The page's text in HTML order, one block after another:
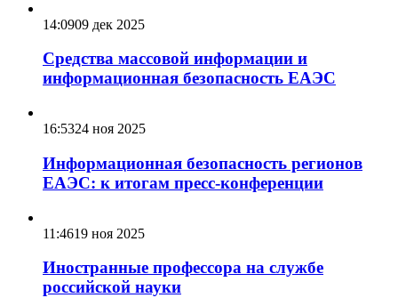
14:0909 дек 2025
Средства массовой информации и
информационная безопасность ЕАЭС
16:5324 ноя 2025
Информационная безопасность регионов
ЕАЭС: к итогам пресс-конференции
11:4619 ноя 2025
Иностранные профессора на службе
российской науки